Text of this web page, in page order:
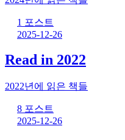
1 포스트
2025-12-26
Read in 2022
2022년에 읽은 책들
8 포스트
2025-12-26